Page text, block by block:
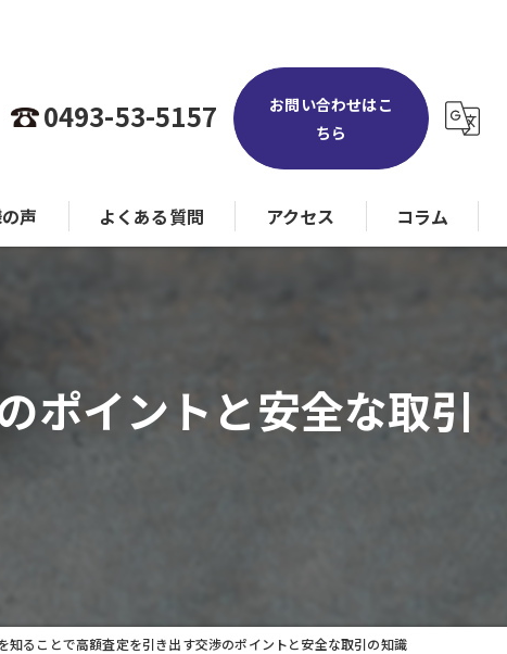
0493-53-5157
お問い合わせはこ
ちら
声 よくある質問 アクセス コラム
ポイントと安全な取引
知ることで高額査定を引き出す交渉のポイントと安全な取引の知識